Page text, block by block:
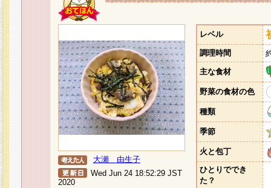
大瀬 由生子
Wed Jun 24 18:52:29 JST
2020
レベル
調理時間
主な食材
野菜の食材の色
種類
季節
火と包丁
ひとりででき
た？